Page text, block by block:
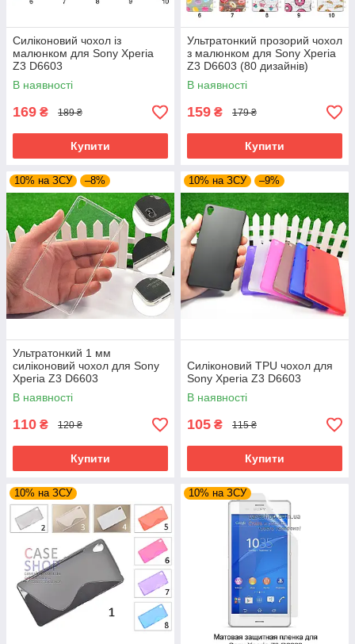
Силіконовий чохол із
малюнком для Sony Xperia
Z3 D6603
В наявності
169 ₴ 189 ₴
Купити
Ультратонкий прозорий чохол
з малюнком для Sony Xperia
Z3 D6603 (80 дизайнів)
В наявності
159 ₴ 179 ₴
Купити
10% на ЗСУ –8%
Ультратонкий 1 мм
силіконовий чохол для Sony
Xperia Z3 D6603
В наявності
110 ₴ 120 ₴
Купити
10% на ЗСУ –9%
Силіконовий TPU чохол для
Sony Xperia Z3 D6603
В наявності
105 ₴ 115 ₴
Купити
10% на ЗСУ 10% на ЗСУ